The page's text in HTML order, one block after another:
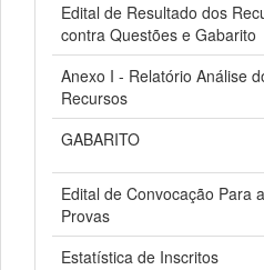
Edital de Resultado dos
contra Questões e Gabarito
Anexo I - Relatório Análise
Recursos
GABARITO
Edital de Convocação Para
Provas
Estatística de Inscritos